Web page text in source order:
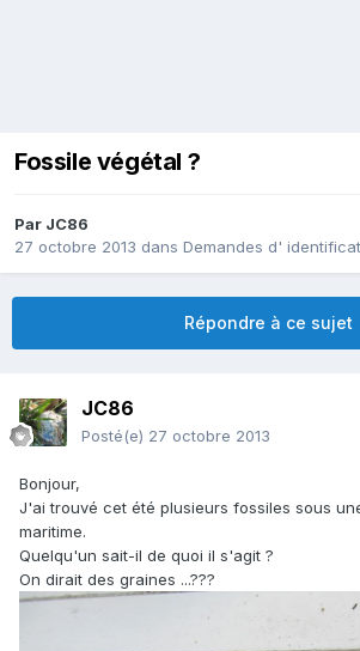
Fossile végétal ?
Par JC86
27 octobre 2013 dans Demandes d'
Répondre à ce sujet
JC86
Posté(e) 27 octobre 2013
Bonjour,
J'ai trouvé cet été plusieurs fossiles sous
maritime.
Quelqu'un sait-il de quoi il s'agit ?
On dirait des graines ...???